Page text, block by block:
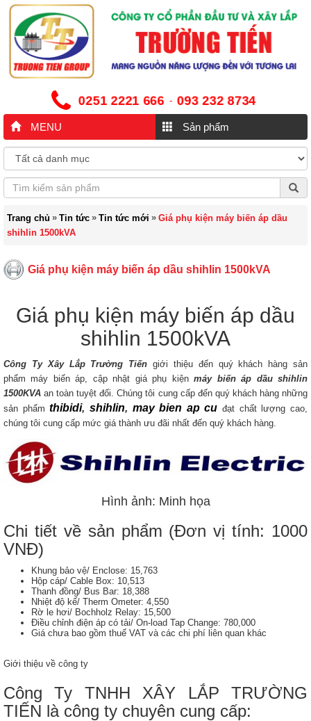
0251 2221 666 - 093 232 8734
MENU Sản phẩm
Trang chủ » Tin tức » Tin tức mới » Giá phụ kiện máy biến áp dầu
shihlin 1500kVA
Giá phụ kiện máy biến áp dầu shihlin 1500kVA
Giá phụ kiện máy biến áp dầu
shihlin 1500kVA
Công Ty Xây Lắp Trường Tiến giới thiệu đến quý khách hàng sản
phẩm máy biến áp, cập nhật giá phụ kiệnmáy biến áp dầu shihlin
1500KVA an toàn tuyệt đối. Chúng tôi cung cấp đến quý khách hàng những
sản phẩmthibidi, shihlin, may bien ap cuđạt chất lượng cao,
chúng tôi cung cấp mức giá thành ưu đãi nhất đến quý khách hàng.
Hình ảnh: Minh họa
Chi tiết về sản phẩm (Đơn vị tính: 1000
VNĐ)
Khung bảo vệ/ Enclose: 15,763
Hộp cáp/ Cable Box: 10,513
Thanh đồng/ Bus Bar: 18,388
Nhiệt độ kế/ Therm Ometer: 4,550
Rờ le hơi/ Bochholz Relay: 15,500
Điều chỉnh điện áp có tải/ On-load Tap Change: 780,000
Giá chưa bao gồm thuế VAT và các chi phí liên quan khác
Giới thiệu về công ty
Công Ty TNHH XÂY LẮP TRƯỜNG
TIẾN là công ty chuyên cung cấp: